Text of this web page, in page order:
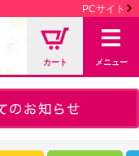
PCサイト
カート メニュー